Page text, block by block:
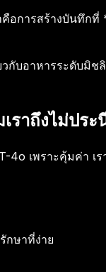
อการสร้างบันทึก
วกับอาหารระดั
ราถึงไม่ปร
4o เพราะคุ้มค่
กษาที่ง่าย